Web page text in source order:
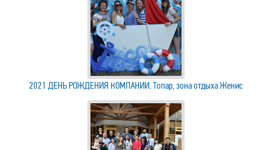
2021 ДЕНЬ РОЖДЕНИЯ КОМПАНИИ. Топар, зона отдыха Женис